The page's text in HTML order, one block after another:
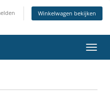
Winkelwagen bekijken